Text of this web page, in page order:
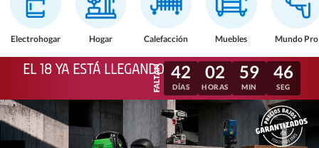
Electrohogar Hogar Calefacción Muebles Mundo Pro
EL 18 YA ESTÁ LLEGANDO 42
DÍAS
02
HORAS
59
MIN
44
SEG